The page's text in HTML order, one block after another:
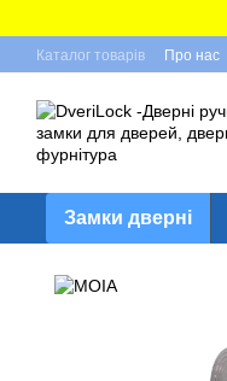
Каталог товарів Про нас
Замки дверні